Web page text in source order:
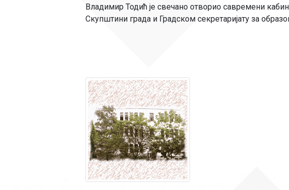
Владимир Тодић је свечано отворио савремени
Скупштини града и Градском секретаријату за